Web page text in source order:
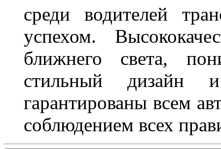
среди водителей
успехом.
ближнего света,
стильный дизайн
гарантированы всем
соблюдением всех